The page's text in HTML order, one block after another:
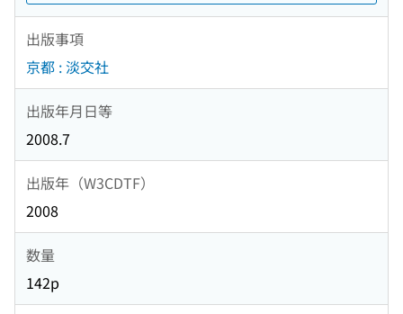
出版事項
京都 : 淡交社
出版年月日等
2008.7
出版年（W3CDTF）
2008
数量
142p